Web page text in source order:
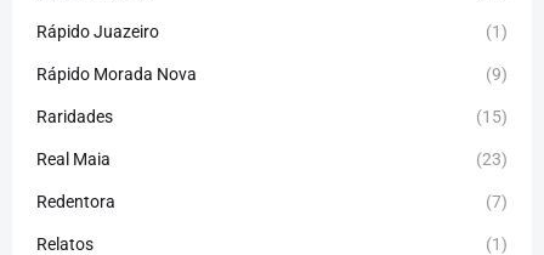
Rápido Juazeiro (1)
Rápido Morada Nova (9)
Raridades (15)
Real Maia (23)
Redentora (7)
Relatos (1)